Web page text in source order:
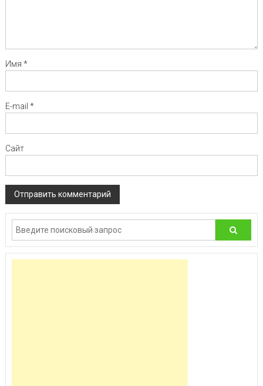
Имя *
E-mail *
Сайт